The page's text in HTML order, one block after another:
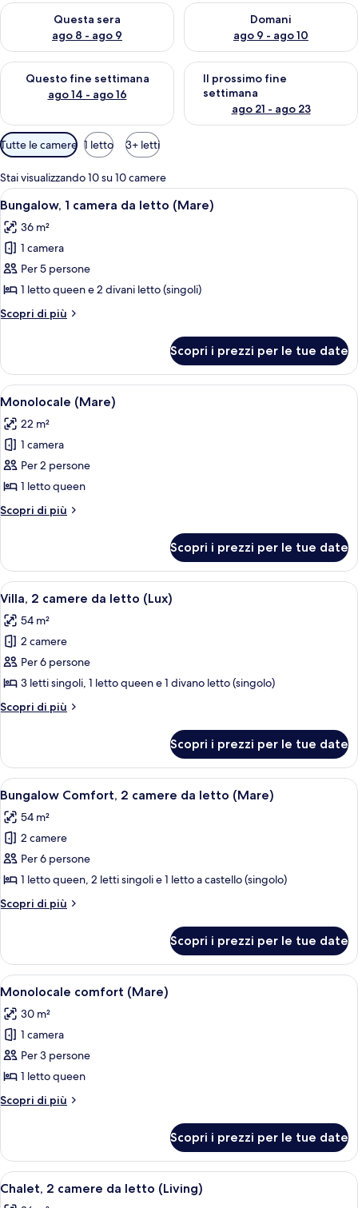
Questa sera
ago 8 - ago 9
Verifica la disponibilità per questa sera, ago 8 - ago 9
Domani
ago 9 - ago 10
Verifica la disponibilità per
Questo fine settimana
ago 14 - ago 16
Verifica la disponibilità per questo fine settimana, ago 14 -
Il prossimo fine
settimana
ago 21 - ago 23
Verifica la disponibilità per il
Filtri
disponibili
per
le
camere
Tutte le camere 1 letto 3+ letti
Stai visualizzando 10 su 10 camere
Apri
tutte
le
foto
per
Bungalow,
1
camera
letto
(Mare)
Una cucina compatta con mobili blu,
5
Bungalow, 1 camera da letto (Mare)
36 m²
1 camera
Per 5 persone
1 letto queen e 2 divani letto (singoli)
Scopri di più
Altri
1
camera
da
(Mare)
Scopri i prezzi per le tue date
Apri
tutte
le
foto
per
Monolocale
(Mare)
6
Monolocale (Mare)
22 m²
1 camera
Per 2 persone
1 letto queen
Scopri di più
Altri
(Mare)
Scopri i prezzi per le tue date
Apri
tutte
le
foto
per
Villa,
2
camere
letto
(Lux)
Un hotel moderno con zone salotto
8
Villa, 2 camere da letto (Lux)
54 m²
2 camere
Per 6 persone
3 letti singoli, 1 letto queen e 1 divano letto (singolo)
Scopri di più
Altri
2
camere
da
letto
(Lux)
Scopri i prezzi per le tue date
Apri
tutte
le
foto
per
Bungalow
Comfort,
2
da
letto
(Mare)
Una cucina moderna con mobili
6
Bungalow Comfort, 2 camere da letto (Mare)
54 m²
2 camere
Per 6 persone
1 letto queen, 2 letti singoli e 1 letto a castello (singolo)
Scopri di più
Altri
Comfort,
camere
letto
(Mare)
Scopri i prezzi per le tue date
Apri
tutte
le
foto
per
Monolocale
comfort
(Mare)
Una camera d'albergo moderna
7
Monolocale comfort (Mare)
30 m²
1 camera
Per 3 persone
1 letto queen
Scopri di più
Altri
comfort
(Mare)
Scopri i prezzi per le tue date
Apri
tutte
Un ambiente compatto con angolo
6
Chalet, 2 camere da letto (Living)